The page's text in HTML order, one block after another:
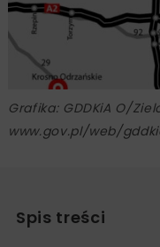
Grafika: GDDKiA O/
www.gov.pl/web/
Spis treści